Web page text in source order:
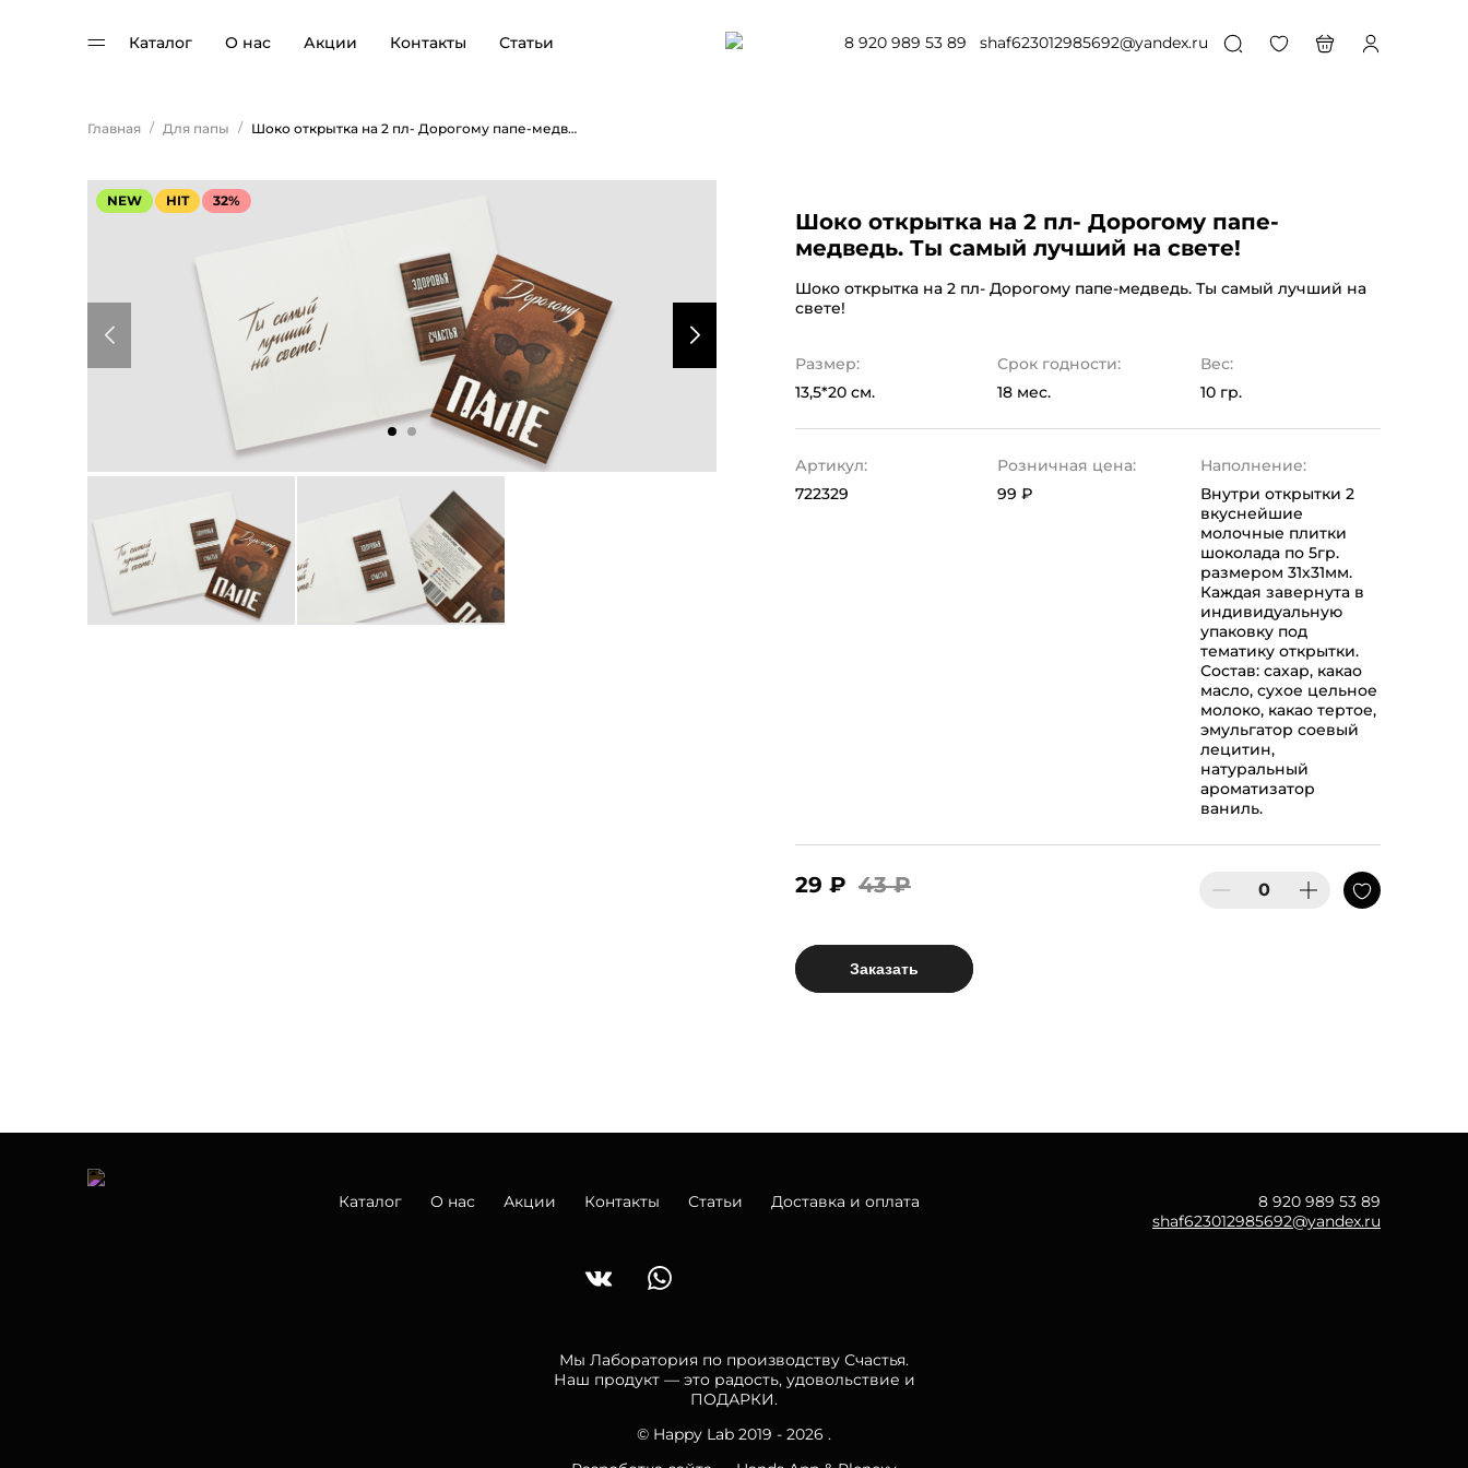
Каталог О нас Акции Контакты Статьи 8 920 989 53 89 shaf623012985692@yandex.ru
Главная / Для папы / Шоко открытка на 2 пл- Дорогому папе-медведь. Ты самый лучший на свете!
NEW HIT 32%
Шоко открытка на 2 пл- Дорогому папе-
медведь. Ты самый лучший на свете!
Шоко открытка на 2 пл- Дорогому папе-медведь. Ты самый лучший на
свете!
Размер:
13,5*20 см.
Срок годности:
18 мес.
Вес:
10 гр.
Артикул:
722329
Розничная цена:
99 ₽
Наполнение:
Внутри открытки 2
вкуснейшие
молочные плитки
шоколада по 5гр.
размером 31х31мм.
Каждая завернута в
индивидуальную
упаковку под
тематику открытки.
Состав: сахар, какао
масло, сухое цельное
молоко, какао тертое,
эмульгатор соевый
лецитин,
натуральный
ароматизатор
ваниль.
29 ₽ 43 ₽
Заказать
Каталог О нас Акции Контакты Статьи Доставка и оплата
8 920 989 53 89
shaf623012985692@yandex.ru
Мы Лаборатория по производству Счастья.
Наш продукт — это радость, удовольствие и
ПОДАРКИ.
© Happy Lab 2019 - 2026 .